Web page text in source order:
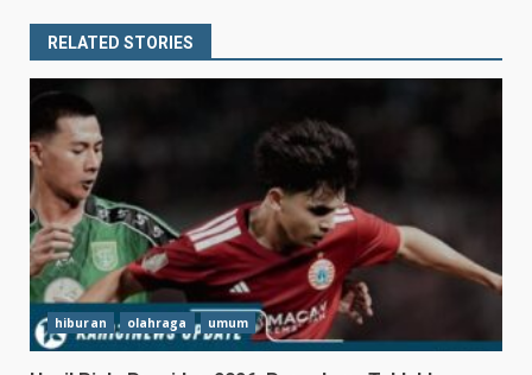
RELATED STORIES
hiburan olahraga umum